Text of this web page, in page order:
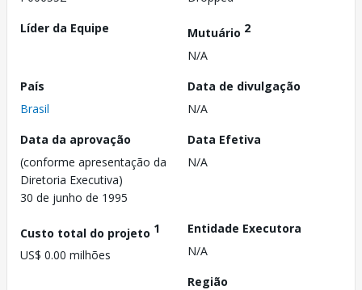
Líder da Equipe
Mutuário 2
N/A
País
Brasil
Data de divulgação
N/A
Data da aprovação
(conforme apresentação da
Diretoria Executiva)
30 de junho de 1995
Data Efetiva
N/A
Custo total do projeto 1
US$ 0.00 milhões
Entidade Executora
N/A
Região